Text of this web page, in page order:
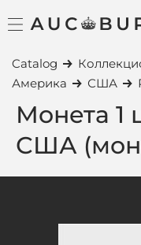
Catalog
Америка
США
Монета 1
США